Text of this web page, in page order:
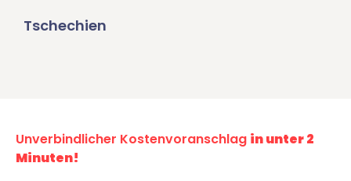
Tschechien
Unverbindlicher Kostenvoranschlag in unter 2
Minuten!